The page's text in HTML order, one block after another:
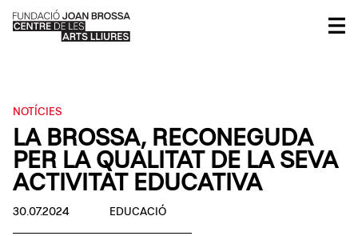
NOTÍCIES
LA BROSSA, RECONEGUDA
PER LA QUALITAT DE LA SEVA
ACTIVITAT EDUCATIVA
30.07.2024 EDUCACIÓ